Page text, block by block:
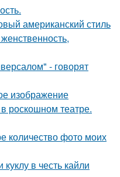
американский стиль
- говорят
изображение
роскошном театре.
количество фото моих
в честь кайли